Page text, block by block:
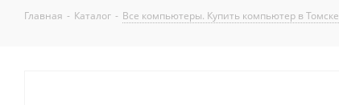
Главная - Каталог - Все компьютеры. Купить компьютер в Томске